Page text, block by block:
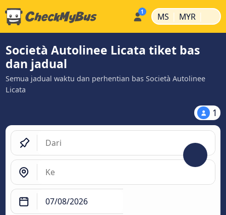
MS | MYR |
Società Autolinee Licata tiket bas
dan jadual
Semua jadual waktu dan perhentian bas Società Autolinee
Licata
1